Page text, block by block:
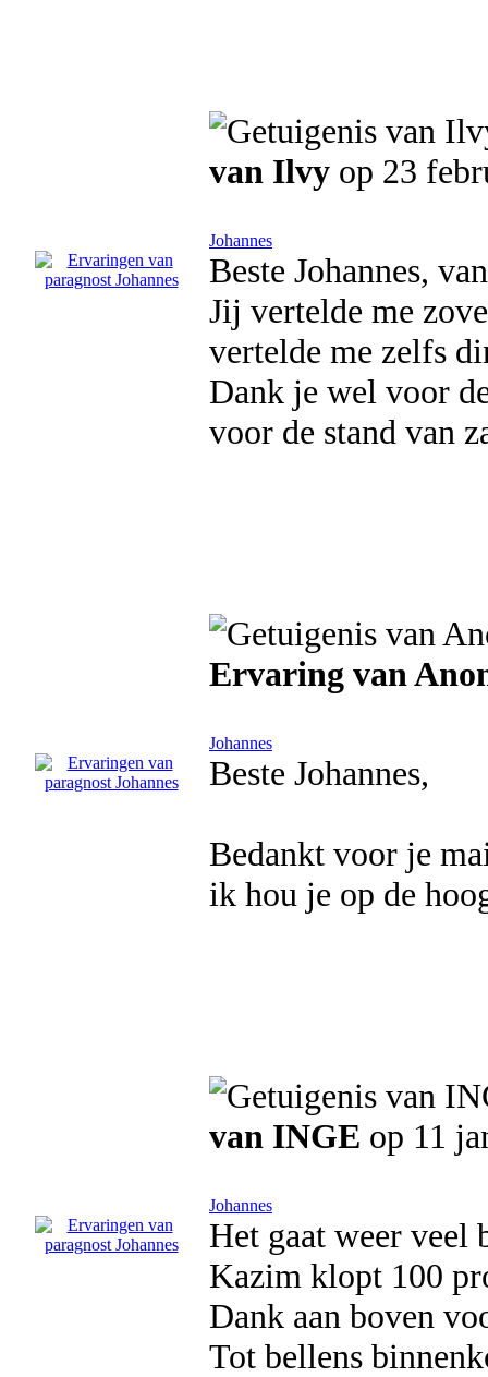
van Ilvy op 23
Johannes
Beste Johannes,
Jij vertelde me
vertelde me zelfs
Dank je wel voor
voor de stand van
Ervaring van
Johannes
Beste Johannes,
Bedankt voor je
ik hou je op de
van INGE op 11
Johannes
Het gaat weer veel
Kazim klopt 100
Dank aan boven
Tot bellens